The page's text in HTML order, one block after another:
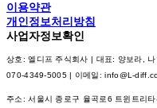
이용약관
개인정보처리방침
사업자정보확인
상호: 엘디프 주식회사 | 대표: 양보라,
070-4349-5005 | 이메일: info@L-
주소: 서울시 종로구 율곡로6 트윈트리